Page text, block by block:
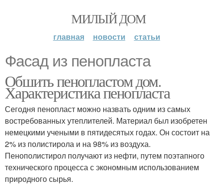
МИЛЫЙ ДОМ
главная новости статьи
Фасад из пенопласта
Обшить пенопластом дом.
Характеристика пенопласта
Сегодня пенопласт можно назвать одним из самых
востребованных утеплителей. Материал был изобретен
немецкими учеными в пятидесятых годах. Он состоит на
2% из полистирола и на 98% из воздуха.
Пенополистирол получают из нефти, путем поэтапного
технического процесса с экономным использованием
природного сырья.